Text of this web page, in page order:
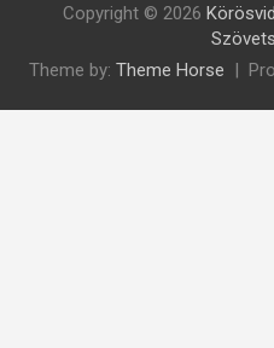
Copyright © 2026
Theme by: Theme Horse